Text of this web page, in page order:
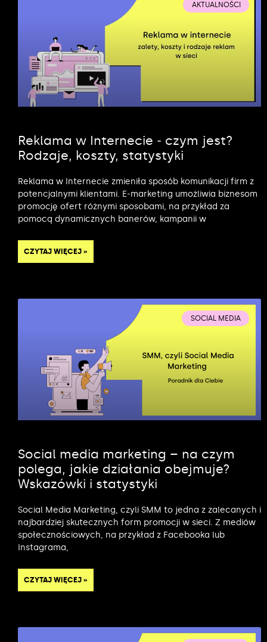
AKTUALNOŚCI
Reklama w Internecie ‒ czym jest?
Rodzaje, koszty, statystyki
Reklama w Internecie zmieniła sposób komunikacji firm z
potencjalnymi klientami. E-marketing umożliwia biznesom
promocję ofert różnymi sposobami, na przykład za
pomocą dynamicznych banerów, kampanii w
CZYTAJ WIĘCEJ »
SOCIAL MEDIA
Social media marketing – na czym
polega, jakie działania obejmuje?
Wskazówki i statystyki
Social Media Marketing, czyli SMM to jedna z zalecanych i
najbardziej skutecznych form promocji w sieci. Z mediów
społecznościowych, na przykład z Facebooka lub
Instagrama,
CZYTAJ WIĘCEJ »